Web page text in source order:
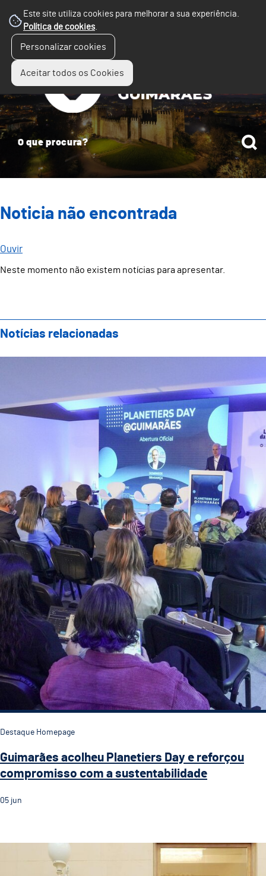
Este site utiliza cookies para melhorar a sua experiência.
Política de cookies.
Personalizar cookies
Aceitar todos os Cookies
Noticia não encontrada
Ouvir
Neste momento não existem notícias para apresentar.
Notícias relacionadas
Destaque Homepage
Guimarães acolheu Planetiers Day e reforçou
compromisso com a sustentabilidade
05 jun
Com o título de CVE 2026 Guimarães terá ainda